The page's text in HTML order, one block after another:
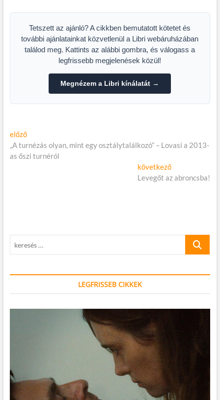
Egyesület 20 év alatt
Tetszett az ajánló? A cikkben bemutatott kötetet és
további ajánlatainkat közvetlenül a Libri webáruházában
találod meg. Kattints az alábbi gombra, és válogass a
legfrissebb megjelenések közül!
Megnézem a Libri kínálatát →
Bejegyzés
navigáció
előzőElőző
cikk:
„A turnézás olyan, mint egy osztálytalálkozó” – Lovasi a 2013-
as őszi turnéról
következőKövetkező
cikk:
Levegőt az abroncsba!
keresés
LEGFRISSEB CIKKEK